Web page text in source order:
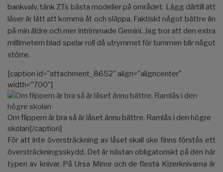
bankvalv, tänk ZTs bästa modeller på området. Lägg därtill att
låser är lätt att komma åt och släppa. Faktiskt något bättre än
på min äldre och mer intrimmade Gemini. Jag tror att den extra
millimetern blad spelar roll då utrymmet för tummen blir något
större.
[caption id="attachment_8652" align="aligncenter"
width="700"]
Om flippern är bra så är låset ännu bättre. Ramlås i den högre
skolan[/caption]
För att inte översträckning av låset skall ske finns förstås ett
översträckningsskydd. Det är nästan obligatoriskt på den här
typen av knivar. På Ursa Minor och de flesta Kizerknivarna är